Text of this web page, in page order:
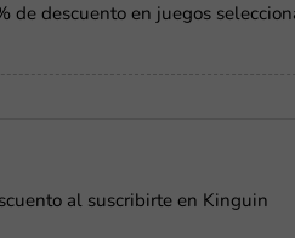
de descuento en juegos
al suscribirte en Kinguin